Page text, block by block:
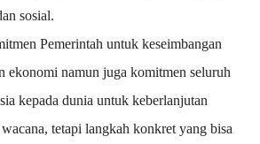
sosial.
Pemerintah untuk keseimbangan
ekonomi namun juga komitmen seluruh
kepada dunia untuk keberlanjutan
tetapi langkah konkret yang bisa